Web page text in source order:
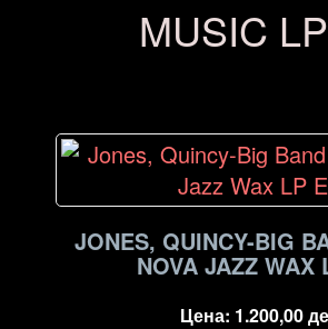
MUSIC
JONES, QUINCY-BIG
NOVA JAZZ WAX
Цена: 1.200,00